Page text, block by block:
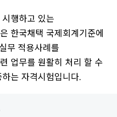
행하고 있는
한국채택 국제회계기준에
무 적용사례를
업무를 원활히 처리 할 수
는 자격시험입니다.